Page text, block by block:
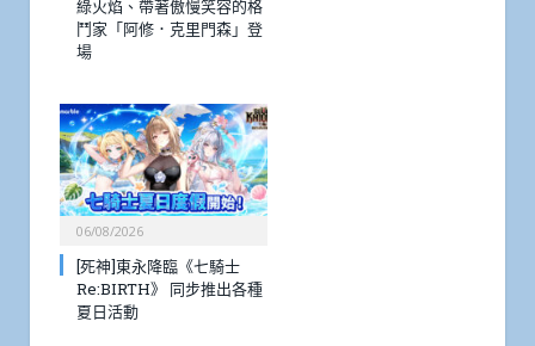
綠火焰、帶著傲慢笑容的格
鬥家「阿修．克里門森」登
場
06/08/2026
[死神]東永降臨《七騎士
Re:BIRTH》 同步推出各種
夏日活動